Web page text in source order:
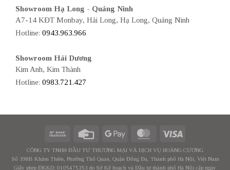
Showroom Hạ Long - Quảng Ninh
A7-14 KĐT Monbay, Hải Long, Hạ Long, Quảng Ninh
Hotline: 0943.963.966
Showroom Hải Dương
Kim Anh, Kim Thành
Hotline: 0983.721.427
CÔNG TY TNHH ĐẦU TƯ THƯƠNG MẠI VÀ DỊCH VỤ HOÀNG CƯƠNG
Số 398B Khâm Thiên, Phường Thổ Quan, Quận Đống Đa, Thành phố Hà Nội, Việt Nam
Giấy phép ĐKKD: 0105475353 do Sở Kế hoạch và Đầu tư thành phố Hà Nội cấp ngày